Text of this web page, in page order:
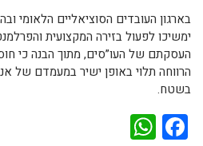
בארגון העובדים הסוציאליים הלאומי
ימשיכו לפעול בזירה המקצועית
העסקתם של העו”סים, מתוך הבנה כי
הרווחה תלוי באופן ישיר במעמדם של
בשטח.
Facebook